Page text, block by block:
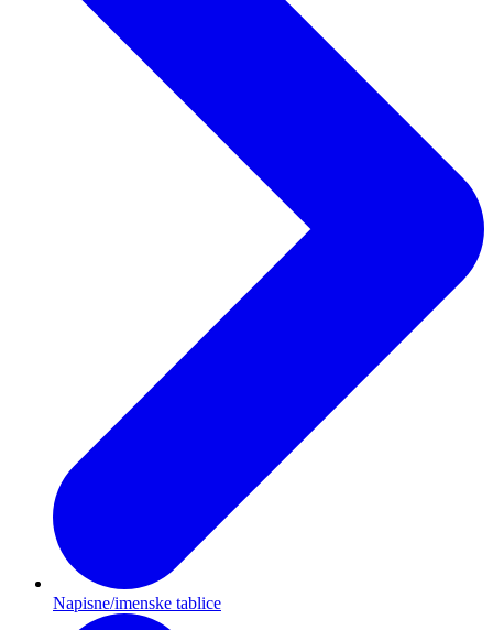
Napisne/imenske tablice